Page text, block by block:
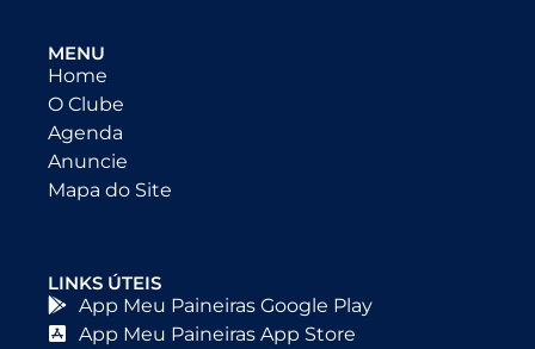
MENU
Home
O Clube
Agenda
Anuncie
Mapa do Site
LINKS ÚTEIS
App Meu Paineiras Google Play
App Meu Paineiras App Store